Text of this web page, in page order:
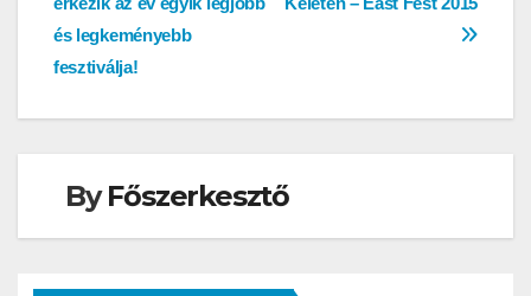
navigáció
és legkeményebb
fesztiválja!
ByFőszerkesztő